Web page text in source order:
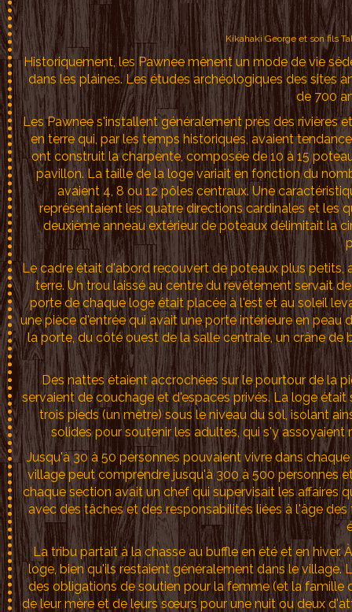
Kikahaki George et son fils
Historiquement, les Pawnee mènent un mode de vie
dans les plaines. Les études archéologiques des sites
de 700
Les Pawnee s'installent généralement près des rivières
en terre qui, par les temps historiques, avaient
ont construit la charpente, composée de 10 à 15
pavillon. La taille de la loge variait en fonction du
avaient 4, 8 ou 12 pôles centraux. Une
représentaient les quatre directions cardinales et les
deuxième anneau extérieur de poteaux délimitait la
Le cadre était d'abord recouvert de poteaux plus petits,
terre. Un trou laissé au centre du revêtement servait
porte de chaque loge était placée à l'est et au soleil
une pièce d'entrée qui avait une porte intérieure en peau
la porte, du côté ouest de la salle centrale, un crâne
Des nattes étaient accrochées sur le pourtour de la
servaient de couchage et d'espaces privés. La loge
trois pieds (un mètre) sous le niveau du sol, isolant
solides pour soutenir les adultes, qui s'y
Jusqu'à 30 à 50 personnes pouvaient vivre dans
village peut comprendre jusqu'à 300 à 500 personnes
chaque section avait un chef qui supervisait les affaires
avec des tâches et des responsabilités liées à l'âge
La tribu partait à la chasse au buffle en été et en
loge, bien qu'ils restaient généralement dans le
des obligations de soutien pour la femme (et la famille
de leur mère et de leurs sœurs pour une nuit ou deux